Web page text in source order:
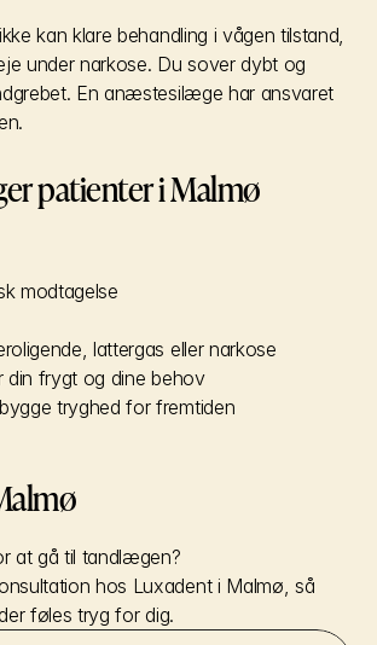
kan klare behandling i vågen tilstand,
under narkose. Du sover dybt og
En anæstesilæge har ansvaret
patienter i Malmø
modtagelse
lattergas eller narkose
din frygt og dine behov
tryghed for fremtiden
at gå til tandlægen?
hos Luxadent i Malmø, så
føles tryg for dig.